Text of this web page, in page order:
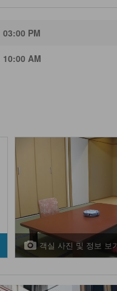
03:00 PM
10:00 AM
객실 사진 및 정보 보